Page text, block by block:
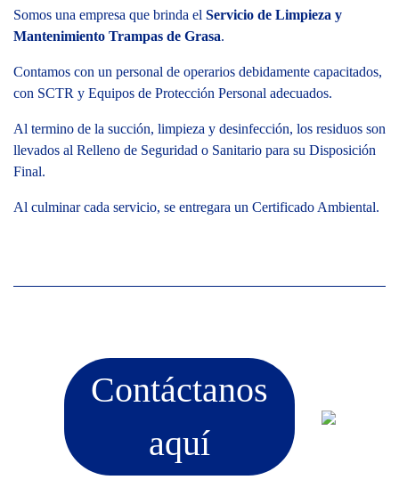
Somos una empresa que brinda el Servicio de Limpieza y
Mantenimiento Trampas de Grasa.
Contamos con un personal de operarios debidamente capacitados,
con SCTR y Equipos de Protección Personal adecuados.
Al termino de la succión, limpieza y desinfección, los residuos son
llevados al Relleno de Seguridad o Sanitario para su Disposición
Final.
Al culminar cada servicio, se entregara un Certificado Ambiental.
Contáctanos
aquí